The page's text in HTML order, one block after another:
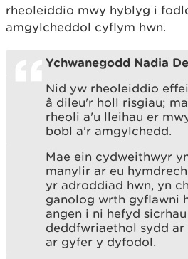
rheoleiddio mwy hyblyg i
amgylcheddol cyflym hwn.
Ychwanegodd Nadia
Nid yw rheoleiddio
â dileu'r holl risgiau;
rheoli a'u lleihau er
bobl a'r amgylchedd.
Mae ein cydweithwyr
manylir ar eu
yr adroddiad hwn, yn
ganolog wrth gyflawni
angen i ni hefyd
deddfwriaethol sydd ar
ar gyfer y dyfodol.